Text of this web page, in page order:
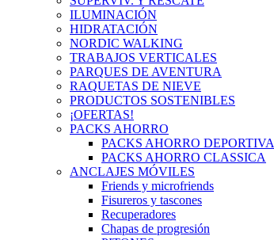
ILUMINACIÓN
HIDRATACIÓN
NORDIC WALKING
TRABAJOS VERTICALES
PARQUES DE AVENTURA
RAQUETAS DE NIEVE
PRODUCTOS SOSTENIBLES
¡OFERTAS!
PACKS AHORRO
PACKS AHORRO DEPORTIVA
PACKS AHORRO CLASSICA
ANCLAJES MÓVILES
Friends y microfriends
Fisureros y tascones
Recuperadores
Chapas de progresión